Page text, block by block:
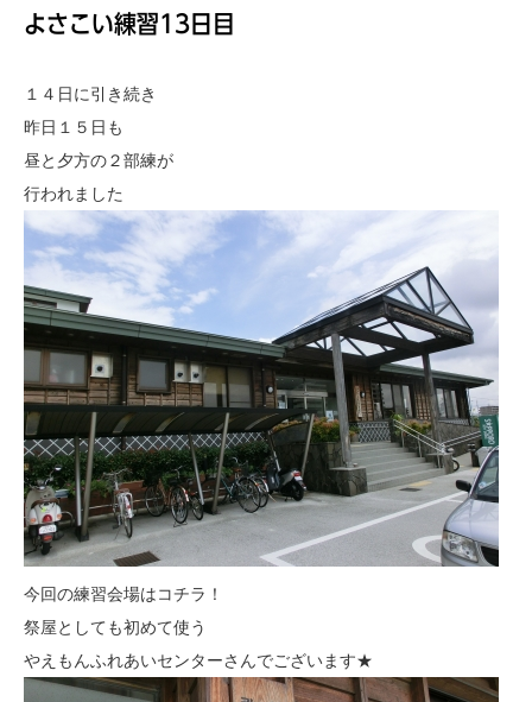
よさこい練習13日目
１４日に引き続き
昨日１５日も
昼と夕方の２部練が
行われました
今回の練習会場はコチラ！
祭屋としても初めて使う
やえもんふれあいセンターさんでございます★